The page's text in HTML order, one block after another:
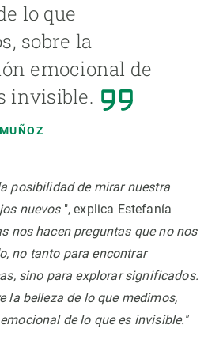
lo que
sobre la
emocional de
invisible.
posibilidad de mirar nuestra
nuevos", explica Estefanía
nos hacen preguntas que no nos
no tanto para encontrar
sino para explorar significados.
la belleza de lo que medimos,
de lo que es invisible."